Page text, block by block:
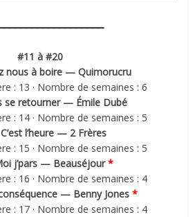
#11 à #20
nous à boire — Quimorucru
: 13 · Nombre de semaines : 6
se retourner — Émile Dubé
: 14 · Nombre de semaines : 5
l’heure — 2 Frères
: 15 · Nombre de semaines : 5
j’pars — Beauséjour*
: 16 · Nombre de semaines : 4
— Benny Jones *
: 17 · Nombre de semaines : 4